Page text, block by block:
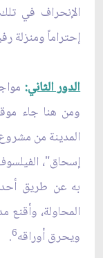
الإنحراف في
إحتراماً ومنزلة
الدور الثاني:
ومن هنا جاء
المدينة من
إسحاق"،
به عن طريق أحد
المحاولة،
ويحرق أوراقه6
.